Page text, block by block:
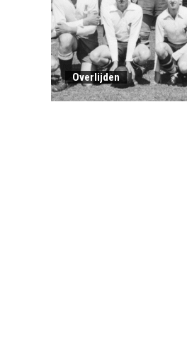
Overlijden